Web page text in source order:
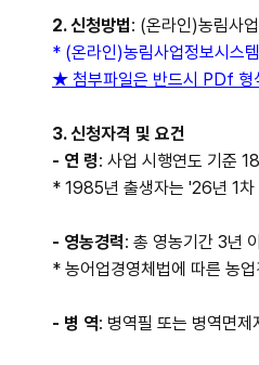
2. 신청방법: (온라인)농림사
* (온라인)농림사업정보시스
★ 첨부파일은 반드시 PDf 형
3. 신청자격 및 요건
- 연 령: 사업 시행연도 기준
* 1985년 출생자는 '26년 1차
- 영농경력: 총 영농기간 3년
* 농어업경영체법에 따른 농
- 병 역: 병역필 또는 병역면제